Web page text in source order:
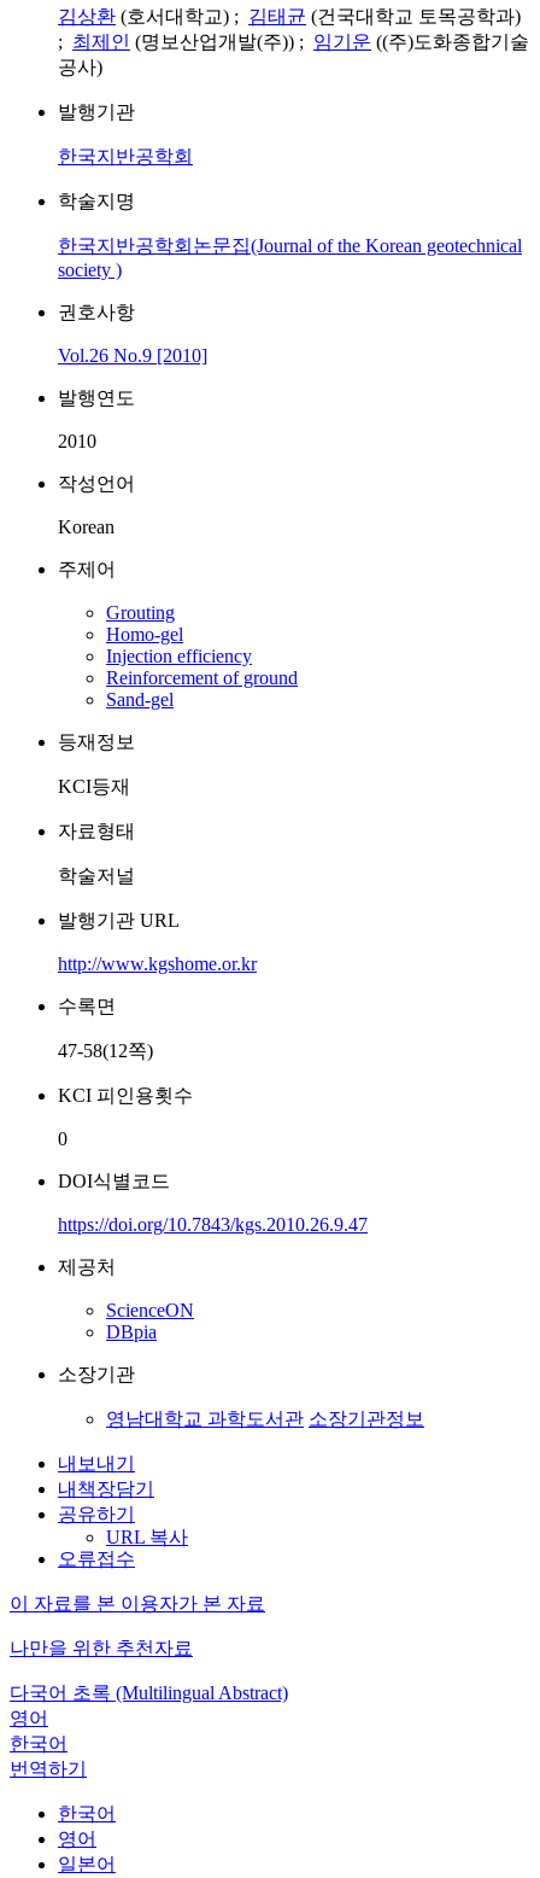
김상환 (호서대학교) ; 김태균 (건국대학교 토목공학과)
; 최제인 (명보산업개발(주)) ; 임기운 ((주)도화종합기술
공사)
발행기관
한국지반공학회
학술지명
한국지반공학회논문집(Journal of the Korean geotechnical
society )
권호사항
Vol.26 No.9 [2010]
발행연도
2010
작성언어
Korean
주제어
Grouting
Homo-gel
Injection efficiency
Reinforcement of ground
Sand-gel
등재정보
KCI등재
자료형태
학술저널
발행기관 URL
http://www.kgshome.or.kr
수록면
47-58(12쪽)
KCI 피인용횟수
0
DOI식별코드
https://doi.org/10.7843/kgs.2010.26.9.47
제공처
ScienceON
DBpia
소장기관
영남대학교 과학도서관 소장기관정보
내보내기
내책장담기
공유하기
URL 복사
오류접수
이 자료를 본 이용자가 본 자료
나만을 위한 추천자료
다국어 초록 (Multilingual Abstract)
영어
한국어
번역하기
한국어
영어
일본어